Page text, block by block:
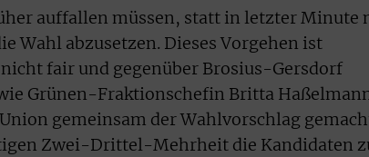
auffallen müssen, statt in letzter Minute
Wahl abzusetzen. Dieses Vorgehen ist
fair und gegenüber Brosius-Gersdorf
Grünen-Fraktionschefin Britta
gemeinsam der Wahlvorschlag
Zwei-Drittel-Mehrheit die Kandidaten